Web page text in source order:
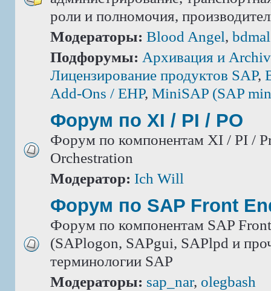
роли и полномочия,
Модераторы: Blood Angel,
Подфорумы: Архивация и
Лицензирование продуктов SAP,
Add-Ons / ЕНР, MiniSAP (SAP
Форум по XI / PI / РО
Форум по компонентам XI / PI /
Orchestration
Модератор: Ich Will
Форум по SAP Front
Форум по компонентам SAP
(SAPlogon, SAPgui, SAPlpd и
терминологии SAP
Модераторы: sap_nar, olegbash